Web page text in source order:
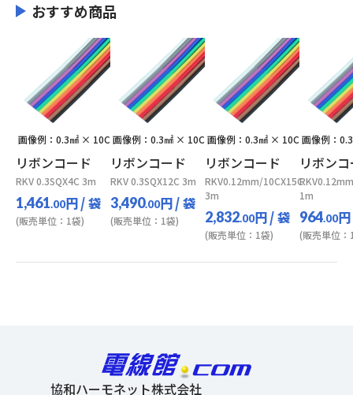
おすすめ商品
画像例：0.3㎟ × 10C
リボンコード
RKV 0.3SQX4C 3m
1,461.00円/ 袋
(販売単位：1袋)
画像例：0.3㎟ × 10C
リボンコード
RKV 0.3SQX12C 3m
3,490.00円/ 袋
(販売単位：1袋)
画像例：0.3㎟ × 10C
リボンコード
RKV0.12mm/10CX15C
3m
2,832.00円/ 袋
(販売単位：1袋)
画像例：
リボン
1m
964.00円
(販売単位：
協和ハーモネット株式会社